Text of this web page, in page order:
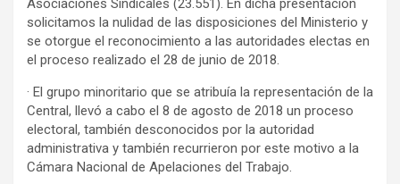
Asociaciones Sindicales (23.551). En dicha presentación
solicitamos la nulidad de las disposiciones del Ministerio y
se otorgue el reconocimiento a las autoridades electas en
el proceso realizado el 28 de junio de 2018.
· El grupo minoritario que se atribuía la representación de la
Central, llevó a cabo el 8 de agosto de 2018 un proceso
electoral, también desconocidos por la autoridad
administrativa y también recurrieron por este motivo a la
Cámara Nacional de Apelaciones del Trabajo.